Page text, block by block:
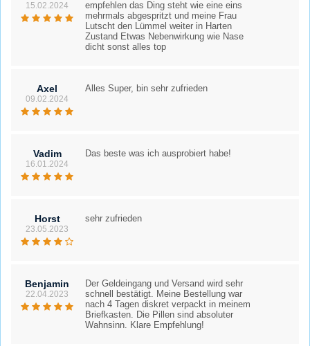
15.02.2024
empfehlen das Ding steht wie eine eins
mehrmals abgespritzt und meine Frau
Lutscht den Lümmel weiter in Harten
Zustand Etwas Nebenwirkung wie Nase
dicht sonst alles top
Axel
09.02.2024
Alles Super, bin sehr zufrieden
Vadim
16.01.2024
Das beste was ich ausprobiert habe!
Horst
23.05.2023
sehr zufrieden
Benjamin
22.04.2023
Der Geldeingang und Versand wird sehr
schnell bestätigt. Meine Bestellung war
nach 4 Tagen diskret verpackt in meinem
Briefkasten. Die Pillen sind absoluter
Wahnsinn. Klare Empfehlung!